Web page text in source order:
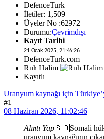
DefenceTurk
İletiler: 1,509
Üyeler No :62972
Durumu:Çevrimdışı
Kayıt Tarihi
21 Ocak 2025, 21:46:26
DefenceTurk.com
Ruh Halim
Kayıtlı
Uranyum kaynağı için
#1
08 Haziran 2026, 11:02:46
Alıntı Yap🇸🇴Somali
uranyum kaynağının